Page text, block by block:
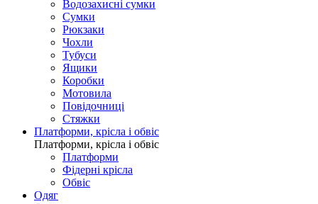
Водозахисні сумки
Сумки
Рюкзаки
Чохли
Тубуси
Ящики
Коробки
Мотовила
Повідочниці
Стяжки
Платформи, крісла і обвіс
Платформи, крісла і обвіс
Платформи
Фідерні крісла
Обвіс
Одяг